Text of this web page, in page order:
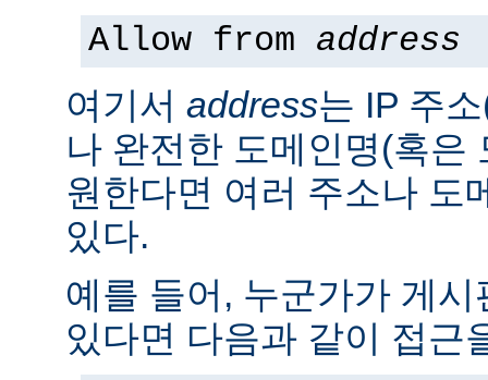
Allow from address
여기서 address는 IP 주
나 완전한 도메인명(혹은
원한다면 여러 주소나 도
있다.
예를 들어, 누군가가 게
있다면 다음과 같이 접근